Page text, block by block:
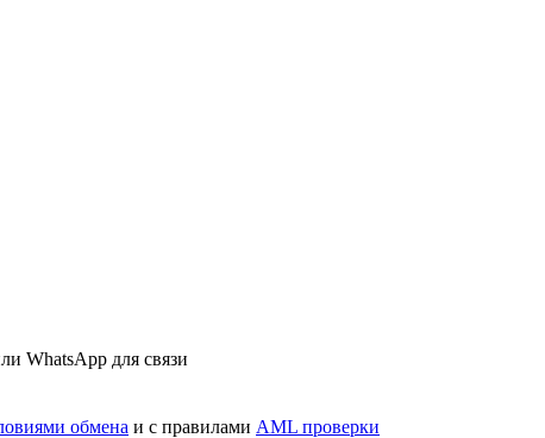
WhatsApp для связи
обмена и с правилами AML проверки